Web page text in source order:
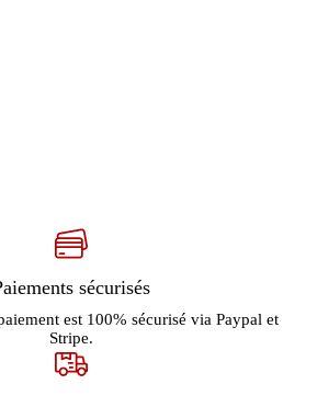
sécurisés
est 100% sécurisé via Paypal et
Stripe.